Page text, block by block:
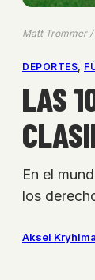
Matt Trommer
DEPORTES,
LAS
En el
los
Aksel